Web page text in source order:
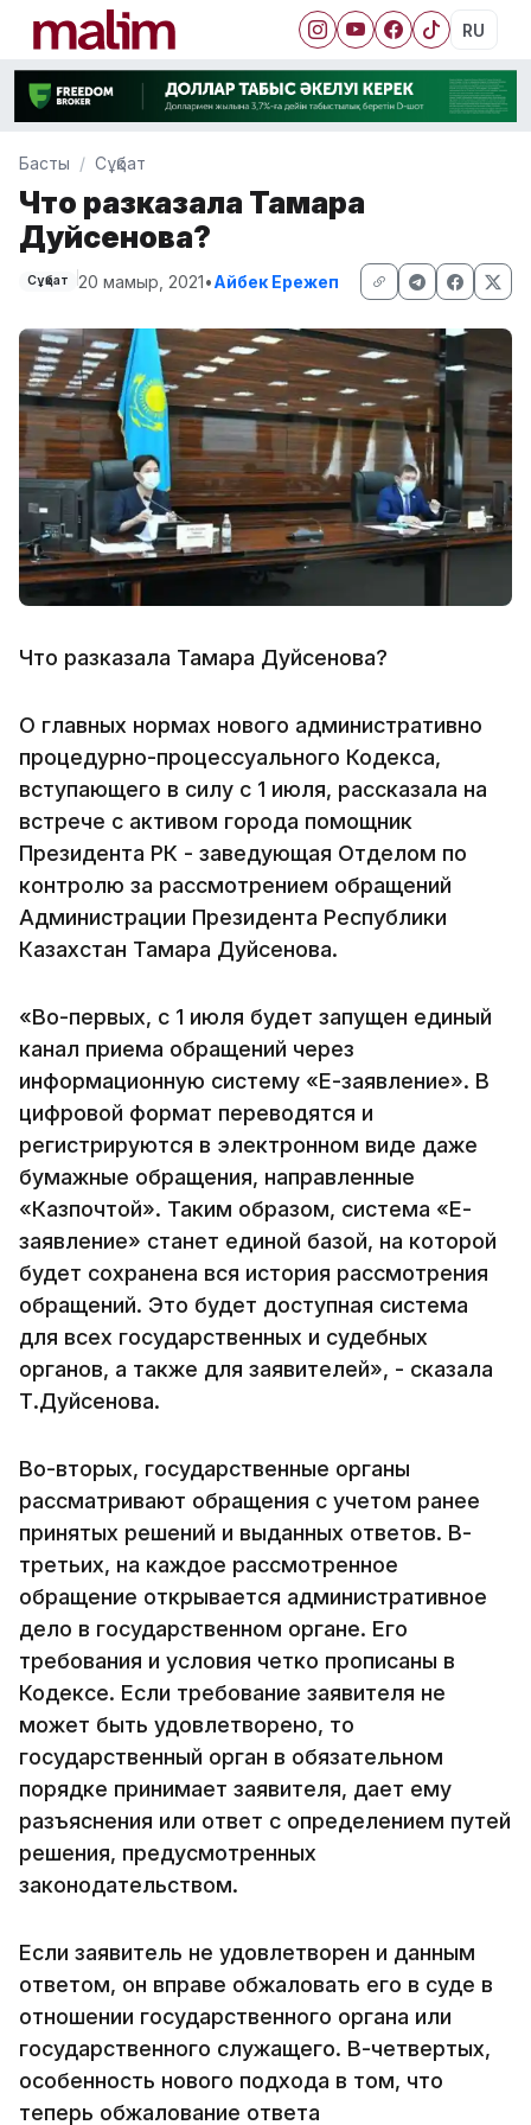
RU
Басты Сұқбат
Что разказала Тамара
Дуйсенова?
Сұқбат 20 мамыр, 2021•Айбек Ережеп
Что разказала Тамара Дуйсенова?
О главных нормах нового административно
процедурно-процессуального Кодекса,
вступающего в силу с 1 июля, рассказала на
встрече с активом города помощник
Президента РК - заведующая Отделом по
контролю за рассмотрением обращений
Администрации Президента Республики
Казахстан Тамара Дуйсенова.
«Во-первых, с 1 июля будет запущен единый
канал приема обращений через
информационную систему «Е-заявление». В
цифровой формат переводятся и
регистрируются в электронном виде даже
бумажные обращения, направленные
«Казпочтой». Таким образом, система «Е-
заявление» станет единой базой, на которой
будет сохранена вся история рассмотрения
обращений. Это будет доступная система
для всех государственных и судебных
органов, а также для заявителей», - сказала
Т.Дуйсенова.
Во-вторых, государственные органы
рассматривают обращения с учетом ранее
принятых решений и выданных ответов. В-
третьих, на каждое рассмотренное
обращение открывается административное
дело в государственном органе. Его
требования и условия четко прописаны в
Кодексе. Если требование заявителя не
может быть удовлетворено, то
государственный орган в обязательном
порядке принимает заявителя, дает ему
разъяснения или ответ с определением путей
решения, предусмотренных
законодательством.
Если заявитель не удовлетворен и данным
ответом, он вправе обжаловать его в суде в
отношении государственного органа или
государственного служащего. В-четвертых,
особенность нового подхода в том, что
теперь обжалование ответа